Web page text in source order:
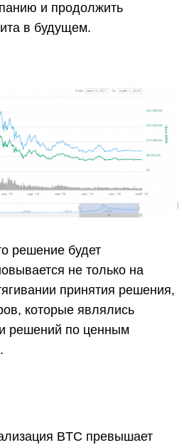
и продолжить
в будущем.
решение будет
не только на
принятия решения,
которые являлись
решений по ценным
BTC превышает